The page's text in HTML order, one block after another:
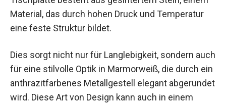
Material, das durch hohen Druck und Temperatur
eine feste Struktur bildet.
Dies sorgt nicht nur für Langlebigkeit, sondern auch
für eine stilvolle Optik in Marmorweiß, die durch ein
anthrazitfarbenes Metallgestell elegant abgerundet
wird. Diese Art von Design kann auch in einem